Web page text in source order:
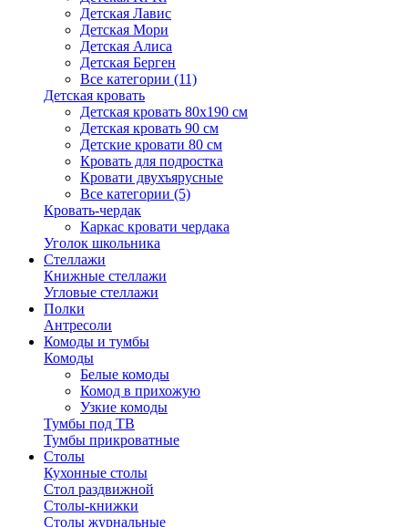
Детская Лавис
Детская Мори
Детская Алиса
Детская Берген
Все категории (11)
Детская кровать
Детская кровать 80х190 см
Детская кровать 90 см
Детские кровати 80 см
Кровать для подростка
Кровати двухъярусные
Все категории (5)
Кровать-чердак
Каркас кровати чердака
Уголок школьника
Стеллажи
Книжные стеллажи
Угловые стеллажи
Полки
Антресоли
Комоды и тумбы
Комоды
Белые комоды
Комод в прихожую
Узкие комоды
Тумбы под ТВ
Тумбы прикроватные
Столы
Кухонные столы
Стол раздвижной
Столы-книжки
Столы журнальные